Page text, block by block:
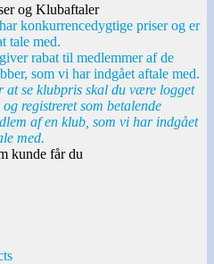
og Klubaftaler
konkurrencedygtige priser og er
tale med.
rabat til medlemmer af de
som vi har indgået aftale med.
at se klubpris skal du være logget
og registreret som betalende
af en klub, som vi har indgået
med.
kunde får du